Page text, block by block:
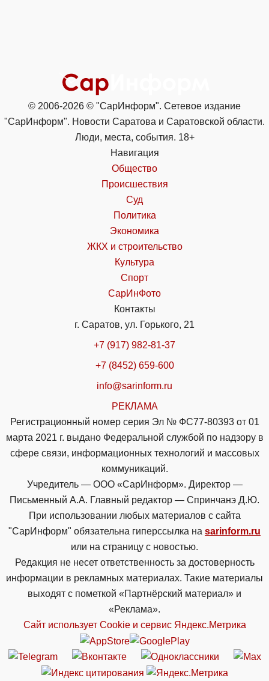
© 2006-2026 © "СарИнформ". Сетевое издание
"СарИнформ". Новости Саратова и Саратовской области.
Люди, места, события. 18+
Навигация
Общество
Происшествия
Суд
Политика
Экономика
ЖКХ и строительство
Культура
Спорт
СарИнФото
Контакты
г. Саратов, ул. Горького, 21
+7 (917) 982-81-37
+7 (8452) 659-600
info@sarinform.ru
РЕКЛАМА
Регистрационный номер серия Эл № ФС77-80393 от 01
марта 2021 г. выдано Федеральной службой по надзору в
сфере связи, информационных технологий и массовых
коммуникаций.
Учредитель — ООО «СарИнформ». Директор —
Письменный А.А. Главный редактор — Спринчанэ Д.Ю.
При использовании любых материалов с сайта
"СарИнформ" обязательна гиперссылка на sarinform.ru
или на страницу с новостью.
Редакция не несет ответственность за достоверность
информации в рекламных материалах. Такие материалы
выходят с пометкой «Партнёрский материал» и
«Реклама».
Сайт использует Cookie и сервиc Яндекс.Метрика